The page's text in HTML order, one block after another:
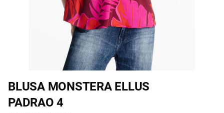
BLUSA MONSTERA ELLUS
PADRAO 4